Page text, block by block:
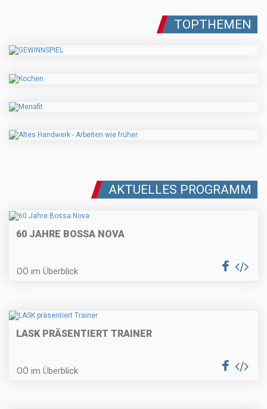
TOPTHEMEN
AKTUELLES PROGRAMM
60 JAHRE BOSSA NOVA
OÖ im Überblick
LASK PRÄSENTIERT TRAINER
OÖ im Überblick